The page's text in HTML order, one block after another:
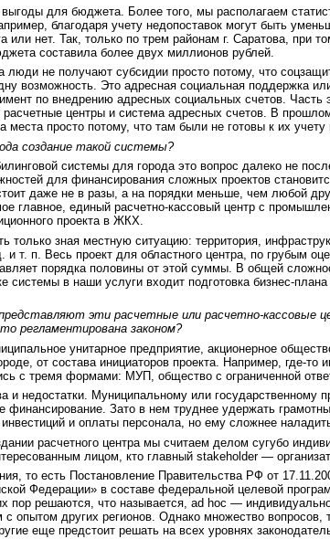
для бюджета. Более того, мы располагаем
благодаря учету недопоставок могут быть
или нет. Так, только по трем районам г. Саратова, при
составила более двух миллионов рублей.
люди не получают субсидии просто потому, что
возможность. Это адресная социальная поддержка
по внедрению адресных социальных счетов.
расчетные центры и система адресных счетов. В
места просто потому, что там были не готовы к их
создание такой системы?
системы для города это вопрос далеко не
для финансирования сложных проектов
даже не в разы, а на порядки меньше, чем любой
главное, единый расчетно-кассовый центр с
проекта в ЖКХ.
только зная местную ситуацию: территория,
и т. п. Весь проект для областного центра, по грубым
порядка половины от этой суммы. В общей
системы в наши услуги входит подготовка бизнес-
эти расчетные или расчетно-кассовые
регламентирована законом?
унитарное предприятие, акционерное
от состава инициаторов проекта. Например, где-
с тремя формами: МУП, общество с ограниченной
и недостатки. Муниципальному или
Зато в нем труднее удержать
и оплаты персонала, но ему сложнее
расчетного центра мы считаем делом сугубо
лицом, кто главный stakeholder —
то есть Постановление Правительства РФ от
Федерации» в составе федеральной целевой
пор решаются, что называется, ad hoc —
опытом других регионов. Однако множество
еще предстоит решать на всех уровнях